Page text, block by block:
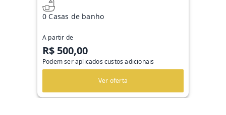
0 Casas de banho
A partir de
R$ 500,00
Podem ser aplicados custos adicionais
Ver oferta